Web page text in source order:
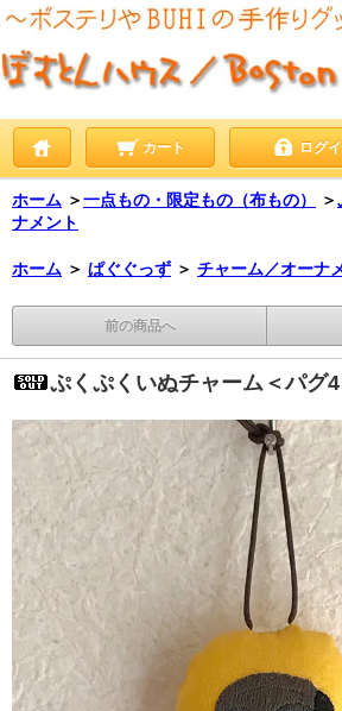
カート ログ
ホーム ＞一点もの・限定もの（布もの） ＞
ナメント
ホーム ＞ ぱぐぐっず ＞ チャーム／オーナ
前の商品へ
ぷくぷくいぬチャーム＜パグ4